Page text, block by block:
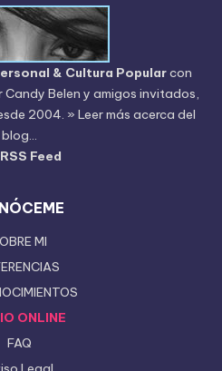
& Cultura Popularcon
Candy Belen y amigos invitados,
2004. » Leer más acerca del
blog...
RSS Feed
MI
ONLINE
FAQ